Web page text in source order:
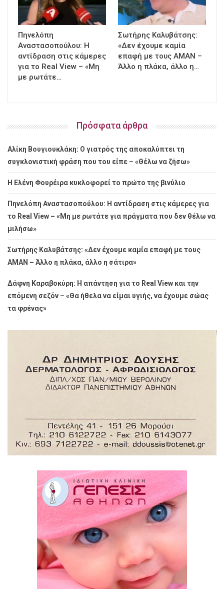
Πηνελόπη
Αναστασοπούλου: Η
αντίδραση στις κάμερες
για το Real View – «Μη
με ρωτάτε…
Σωτήρης Καλυβάτσης:
«Δεν έχουμε καμία
επαφή με τους ΑΜΑΝ –
Άλλο η πλάκα, άλλο η…
Πρόσφατα άρθρα
Αλίκη Βουγιουκλάκη: Ο γιατρός της αποκαλύπτει τη
συγκλονιστική φράση που του είπε – «Θέλω να ζήσω»
Η Ελένη Φουρέιρα κυκλοφορεί το πρώτο της βινύλιο
Πηνελόπη Αναστασοπούλου: Η αντίδραση στις κάμερες για
το Real View – «Μη με ρωτάτε για πράγματα που δεν θέλω να
μιλήσω»
Σωτήρης Καλυβάτσης: «Δεν έχουμε καμία επαφή με τους
ΑΜΑΝ – Άλλο η πλάκα, άλλο η σάτιρα»
Δάφνη Καραβοκύρη: Η απάντηση για το Real View και την
επόμενη σεζόν – «Θα ήθελα να είμαι υγιής, να έχουμε σώας
τα φρένας»